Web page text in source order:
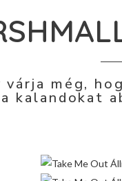
még,
kalandokat